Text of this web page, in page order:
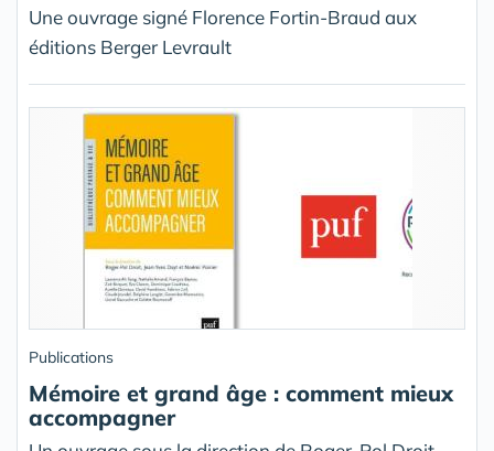
Une ouvrage signé Florence Fortin-Braud aux
éditions Berger Levrault
Publications
Mémoire et grand âge : comment mieux
accompagner